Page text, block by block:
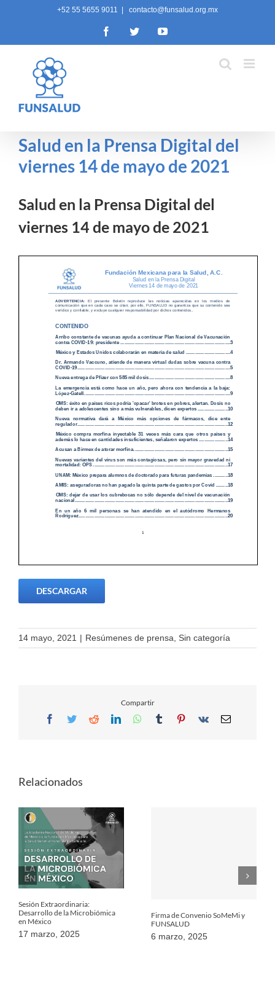
+52 55 5655 9011 contacto@funsalud.org.mx
FacebookTwitterYouTube
Salud en la Prensa Digital del
viernes 14 de mayo de 2021
Salud en la Prensa Digital del
viernes 14 de mayo de 2021
DESCARGAR
14 mayo, 2021 | Resúmenes de prensa, Sin categoría
Compartir
Facebook
TwitterRedditLinkedInWhatsApp
TumblrPinterest
Vk Email
Relacionados
Sesión Extraordinaria:
Desarrollo de la Microbiómica
en México
17 marzo, 2025
Firma de Convenio SoMeMi y
FUNSALUD
6 marzo, 2025